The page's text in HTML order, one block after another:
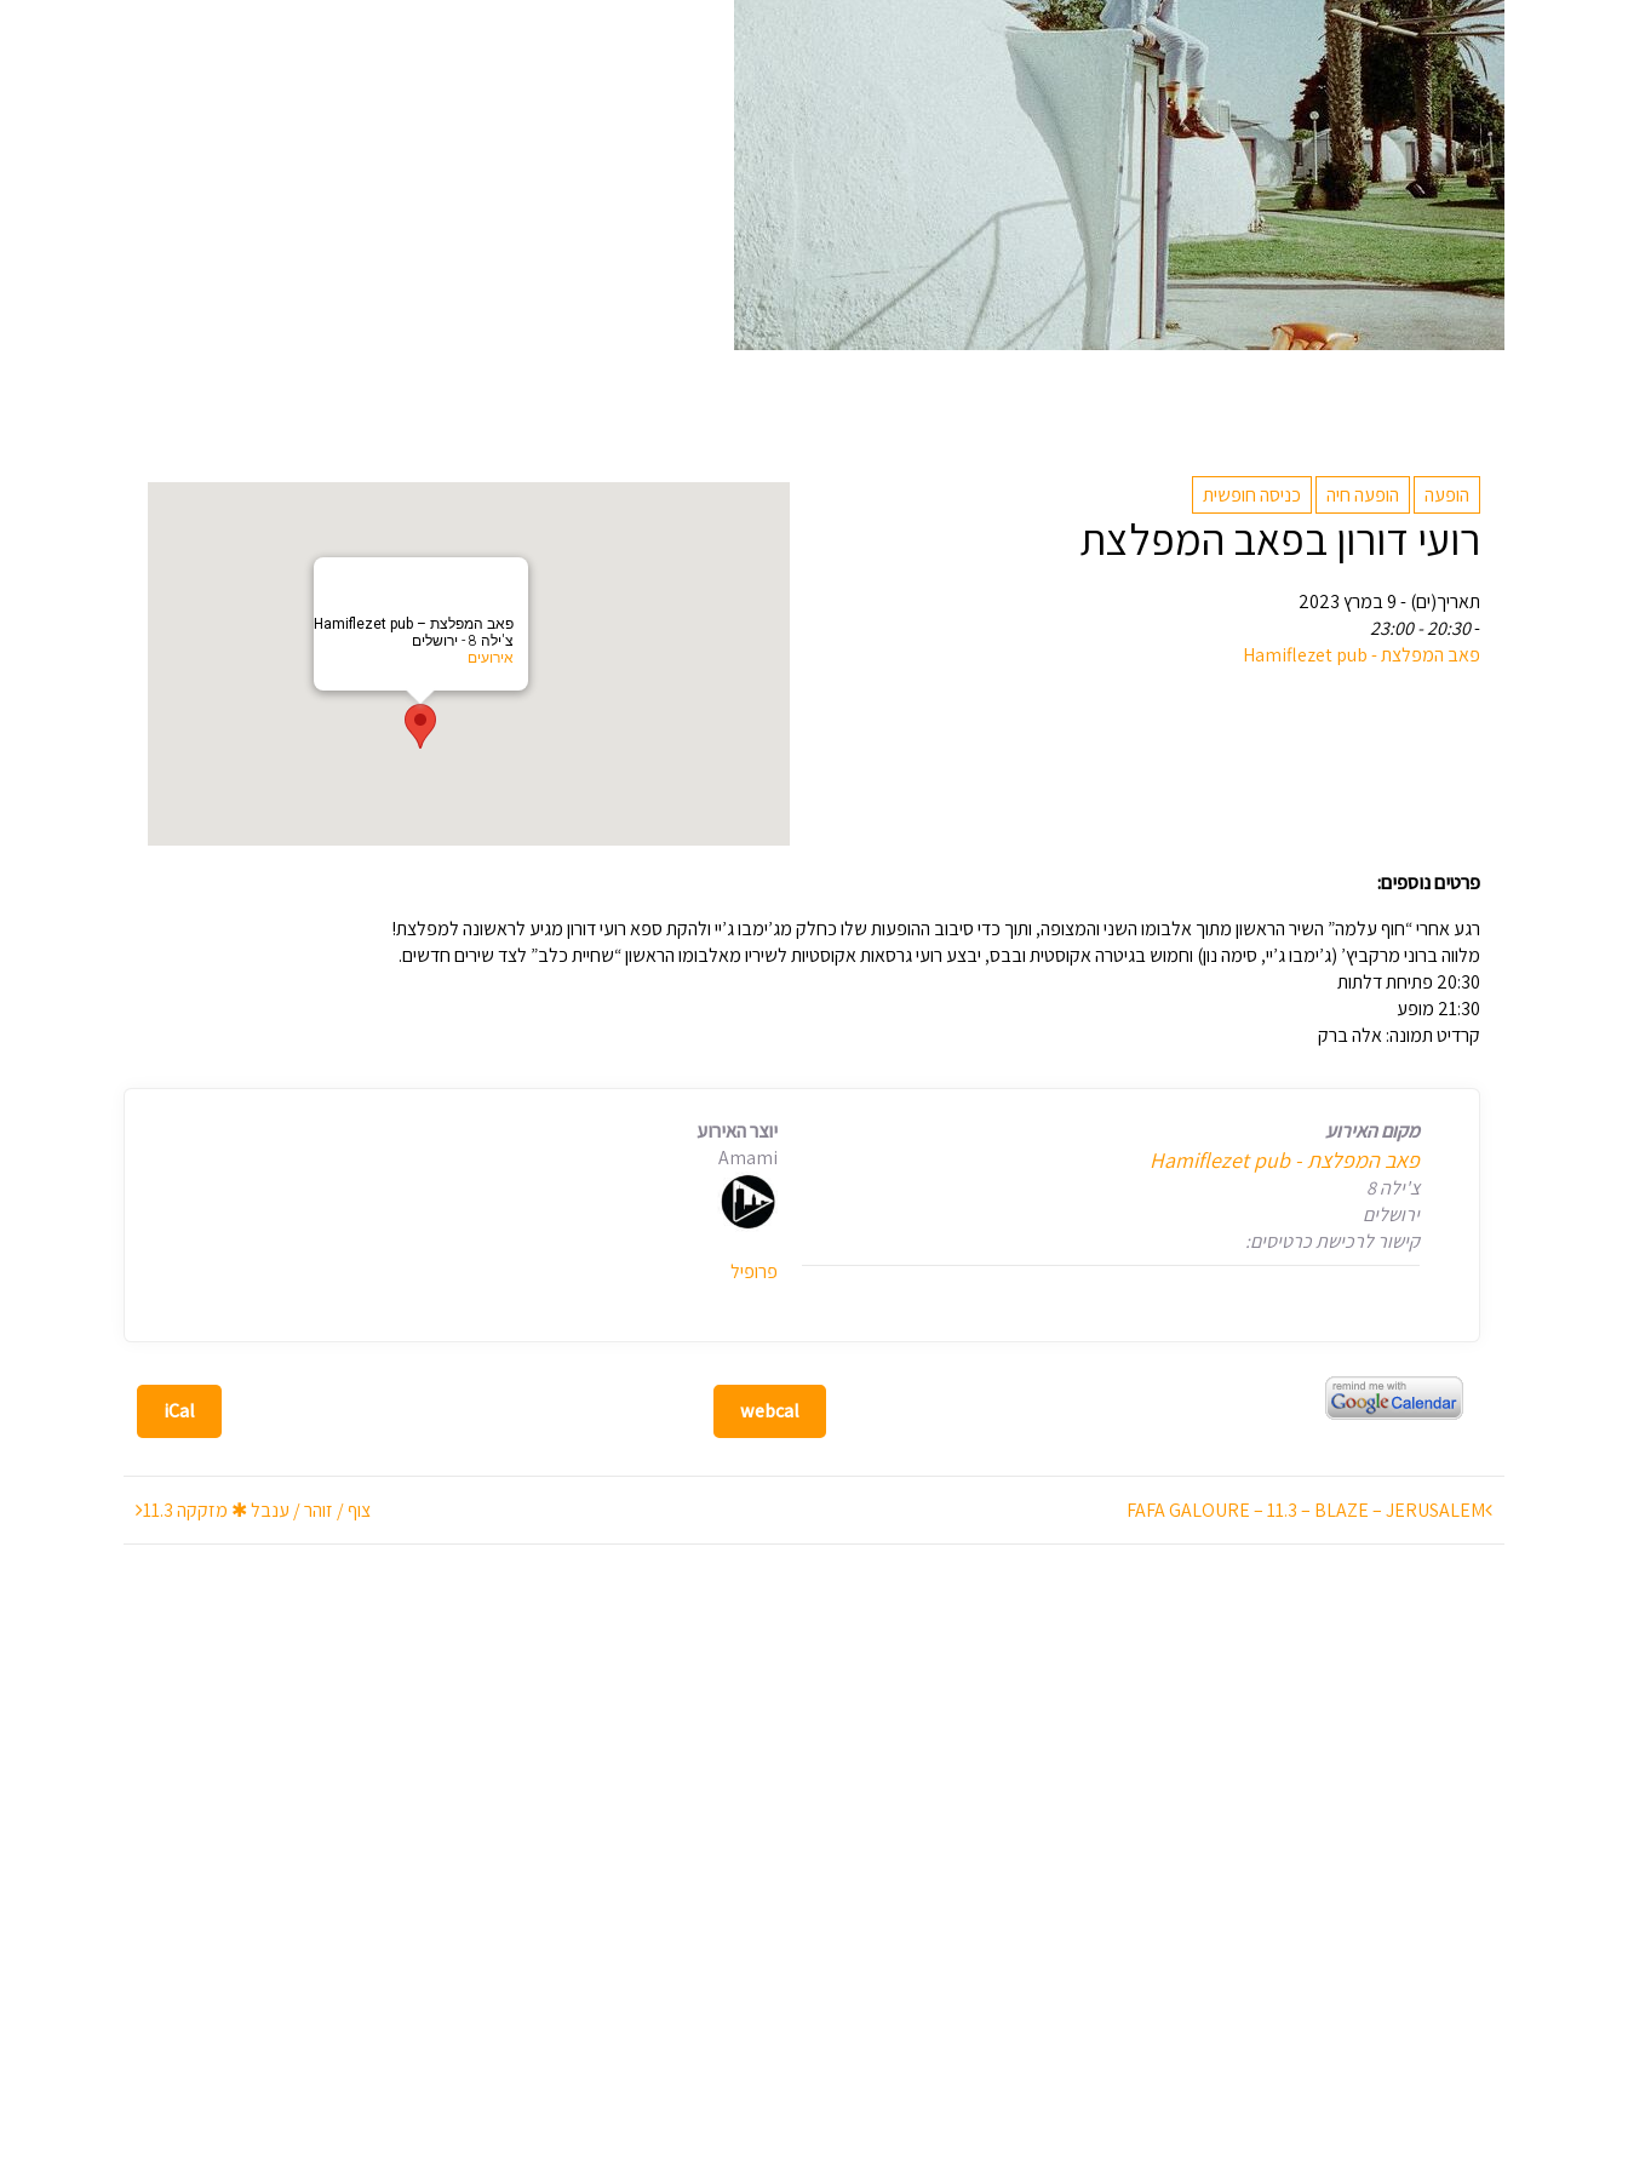
הופעה הופעה חיה כניסה חופשית
רועי דורון בפאב המפלצת
תאריך(ים) - 9 במרץ 2023
-
20:30 - 23:00
‎פאב המפלצת – Hamiflezet pub‎
צ'ילה 8 - ירושלים
אירועים
פרטים נוספים:
רגע אחרי “חוף עלמה” השיר הראשון מתוך אלבומו השני והמצופה, ותוך כדי סיבוב ההופעות שלו כחלק מג’ימבו ג’יי ולהקת ספא רועי דורון מגיע לראשונה למפלצת!
מלווה ברוני מרקביץ’ (ג’ימבו ג’יי, סימה נון) וחמוש בגיטרה אקוסטית ובבס, יבצע רועי גרסאות אקוסטיות לשיריו מאלבומו הראשון “שחיית כלב” לצד שירים חדשים.
20:30 פתיחת דלתות
21:30 מופע
קרדיט תמונה: אלה ברק
מקום האירוע
צ'ילה 8
ירושלים
קישור לרכישת כרטיסים:
יוצר האירוע
Amami
פרופיל
webcal
iCal
ניווט
FAFA GALOURE – 11.3 – BLAZE – JERUSALEM צוף / זוהר / ענבל ✱ מזקקה 11.3